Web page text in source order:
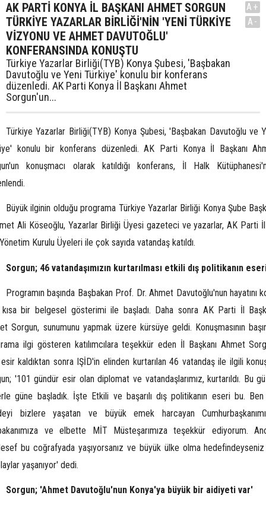
AK PARTİ KONYA İL BAŞKANI AHMET SORGUN
TÜRKİYE YAZARLAR BİRLİĞİ'NİN 'YENİ TÜRKİYE
VİZYONU VE AHMET DAVUTOĞLU'
KONFERANSINDA KONUŞTU
Türkiye Yazarlar Birliği(TYB) Konya Şubesi, 'Başbakan
Davutoğlu ve Yeni Türkiye' konulu bir konferans
düzenledi. AK Parti Konya İl Başkanı Ahmet
Sorgun'un...
A+
A-
Türkiye Yazarlar Birliği(TYB) Konya Şubesi, 'Başbakan Davutoğlu ve
konulu bir konferans düzenledi. AK Parti Konya İl Başkanı
konuşmacı olarak katıldığı konferans, İl Halk
Büyük ilginin olduğu programa Türkiye Yazarlar Birliği Konya Şube
Ali Köseoğlu, Yazarlar Birliği Üyesi gazeteci ve yazarlar, AK Parti
Kurulu Üyeleri ile çok sayıda vatandaş katıldı.
Sorgun; 46 vatandaşımızın kurtarılması etkili dış politikanın
Programın başında Başbakan Prof. Dr. Ahmet Davutoğlu'nun hayatını
kısa bir belgesel gösterimi ile başladı. Daha sonra AK Parti İl
Sorgun, sunumunu yapmak üzere kürsüye geldi. Konuşmasının
ilgi gösteren katılımcılara teşekkür eden İl Başkanı Ahmet
kaldıktan sonra IŞİD'in elinden kurtarılan 46 vatandaş ile ilgili
'101 gündür esir olan diplomat ve vatandaşlarımız, kurtarıldı. Bu
güne başladık. İşte Etkili ve başarılı dış politikanın eseri bu.
bizlere yaşatan ve büyük emek harcayan
ve elbette MİT Müsteşarımıza teşekkür ediyorum.
bu coğrafyada yaşıyorsanız ve büyük ülke olma
yaşanıyor' dedi.
Sorgun; 'Ahmet Davutoğlu'nun Konya'ya büyük bir aidiyeti var'